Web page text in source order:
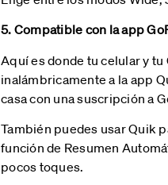
5. Compatible con la app
Aquí es donde tu celular y
inalámbricamente a la app
casa con una suscripción a
También puedes usar Quik
función de Resumen
pocos toques.